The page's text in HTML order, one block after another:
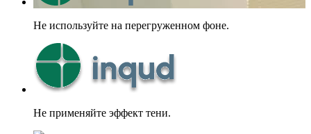
Не используйте на перегруженном фоне.
Не применяйте эффект тени.